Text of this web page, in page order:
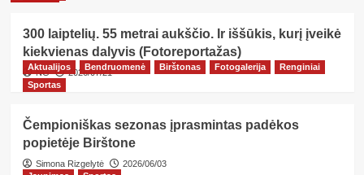
300 laiptelių. 55 metrai aukščio. Ir iššūkis, kurį įveikė
kiekvienas dalyvis (Fotoreportažas)
NG 2026/07/21
Aktualijos Bendruomenė Birštonas Fotogalerija
Renginiai
Sportas
Čempioniškas sezonas įprasmintas padėkos
popietėje Birštone
Simona Rizgelytė
2026/06/03